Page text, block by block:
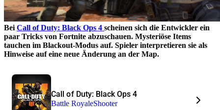
Bei Call of Duty: Black Ops 4 scheinen sich die Entwickler ein
paar Tricks von Fortnite abzuschauen. Mysteriöse Items
tauchen im Blackout-Modus auf. Spieler interpretieren sie als
Hinweise auf eine neue Änderung an der Map.
Call of Duty: Black Ops 4
Battle RoyaleShooter